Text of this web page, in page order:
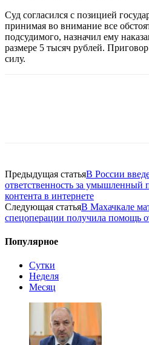
Суд согласился с позицией
принимая во внимание все
подсудимого, назначил ему
размере 5 тысяч рублей.
силу.
Предыдущая статьяВ России
ответственность за умышленный
контента в интернете
Следующая статьяВ Махачкале
спецоперации получила помощь
Популярное
Сутки
Неделя
Месяц